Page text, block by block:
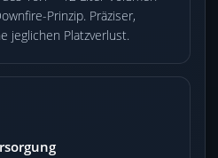
Prinzip. Präziser,
jeglichen Platzverlust.